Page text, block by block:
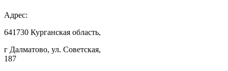
Адрес:
641730 Курганская область,
г Далматово, ул. Советская,
187